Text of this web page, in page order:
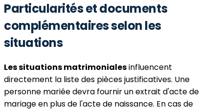
Particularités et documents
complémentaires selon les
situations
Les situations matrimonialesinfluencent
directement la liste des pièces justificatives. Une
personne mariée devra fournir un extrait d'acte de
mariage en plus de l'acte de naissance. En cas de